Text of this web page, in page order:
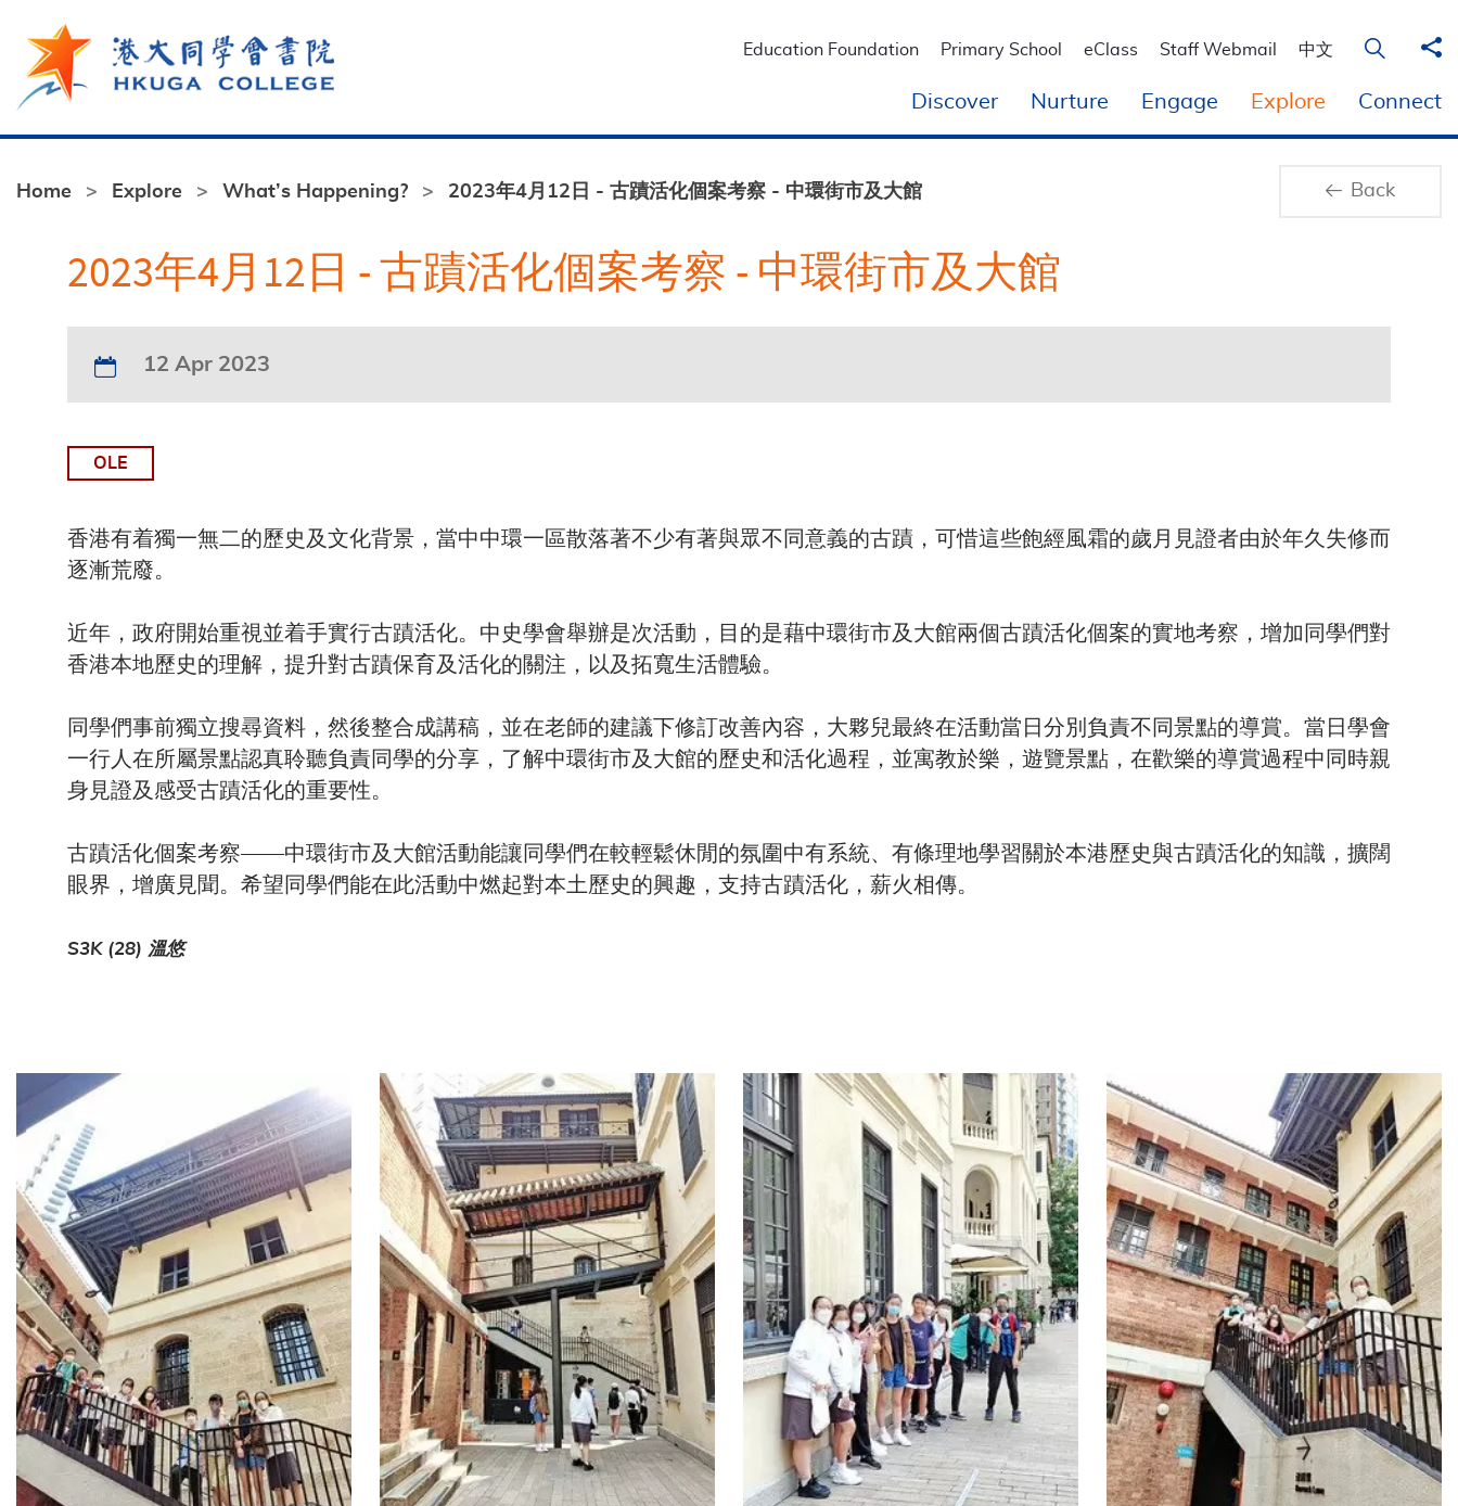
Education Foundation Primary School eClass Staff Webmail 中文
Open
Discover Nurture Engage Explore Connect
Home Explore What’s Happening? 2023年4月12日 - 古蹟活化個案考察 - 中環街市及大館 Back
2023年4月12日 - 古蹟活化個案考察 - 中環街市及大館
12 Apr 2023
OLE
香港有着獨一無二的歷史及文化背景，當中中環一區散落著不少有著與眾不同意義的古蹟，可惜這些飽經風霜的歲月見證者由於年久失修而
逐漸荒廢。
近年，政府開始重視並着手實行古蹟活化。中史學會舉辦是次活動，目的是藉中環街市及大館兩個古蹟活化個案的實地考察，增加同學們對
香港本地歷史的理解，提升對古蹟保育及活化的關注，以及拓寬生活體驗。
同學們事前獨立搜尋資料，然後整合成講稿，並在老師的建議下修訂改善內容，大夥兒最終在活動當日分別負責不同景點的導賞。當日學會
一行人在所屬景點認真聆聽負責同學的分享，了解中環街市及大館的歷史和活化過程，並寓教於樂，遊覽景點，在歡樂的導賞過程中同時親
身見證及感受古蹟活化的重要性。
古蹟活化個案考察——中環街市及大館活動能讓同學們在較輕鬆休閒的氛圍中有系統、有條理地學習關於本港歷史與古蹟活化的知識，擴闊
眼界，增廣見聞。希望同學們能在此活動中燃起對本土歷史的興趣，支持古蹟活化，薪火相傳。
S3K (28) 溫悠